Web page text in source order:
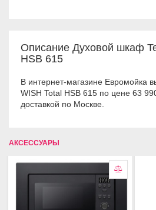
Описание Духовой шкаф
HSB 615
В интернет-магазине Евромойка
WISH Total HSB 615 по цене 63
доставкой по Москве.
АКСЕССУАРЫ